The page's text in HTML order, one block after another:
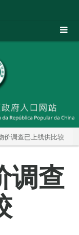
价调查已上线供比较
调查